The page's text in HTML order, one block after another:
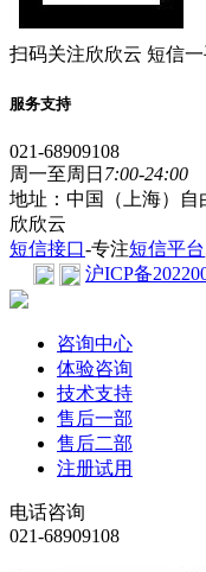
扫码关注欣欣云 短信
服务支持
021-68909108
周一至周日 7:00-24:00
地址：中国（上海）自
欣欣云
短信接口-专注短信平台
沪ICP备
咨询中心
体验咨询
技术支持
售后一部
售后二部
注册试用
电话咨询
021-68909108